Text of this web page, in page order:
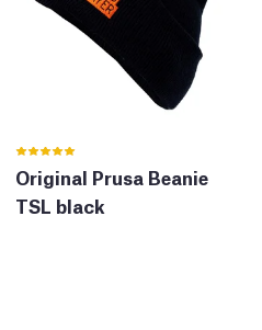
Original Prusa Beanie
TSL black